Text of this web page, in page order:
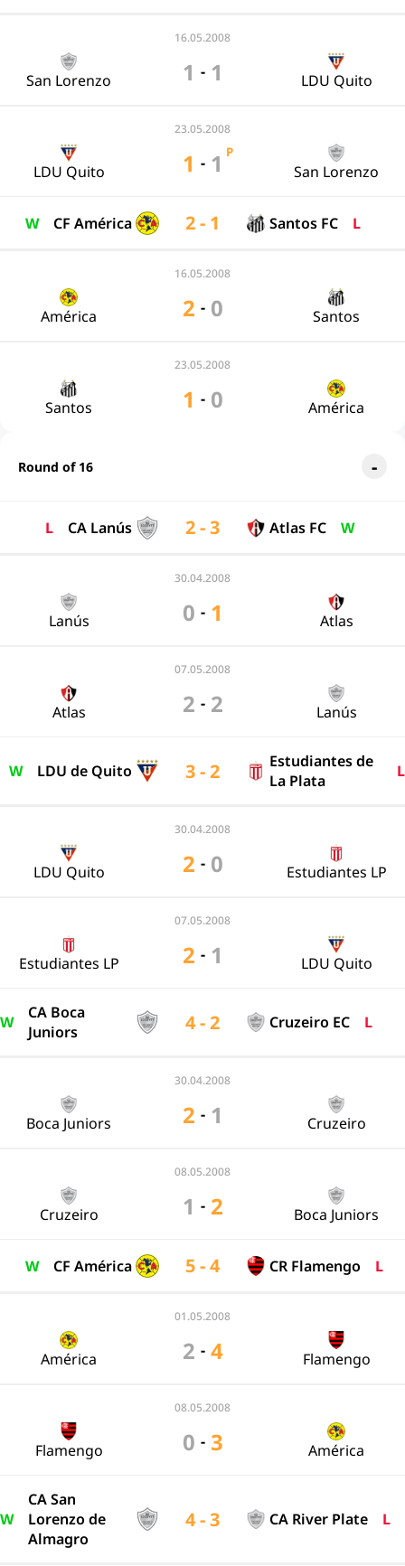
16.05.2008
San Lorenzo 1 - 1 LDU Quito
23.05.2008
LDU Quito 1 - 1 P
San Lorenzo
W CF América 2 - 1 Santos FC L
16.05.2008
América 2 - 0 Santos
23.05.2008
Santos 1 - 0 América
Round of 16
L CA Lanús 2 - 3 Atlas FC W
30.04.2008
Lanús 0 - 1 Atlas
07.05.2008
Atlas 2 - 2 Lanús
W LDU de Quito 3 - 2
Estudiantes de
La Plata
L
30.04.2008
LDU Quito 2 - 0 Estudiantes LP
07.05.2008
Estudiantes LP 2 - 1 LDU Quito
W
CA Boca
Juniors
4 - 2 Cruzeiro EC L
30.04.2008
Boca Juniors 2 - 1 Cruzeiro
08.05.2008
Cruzeiro 1 - 2 Boca Juniors
W CF América 5 - 4 CR Flamengo L
01.05.2008
América 2 - 4 Flamengo
08.05.2008
Flamengo 0 - 3 América
W
CA San
Lorenzo de
Almagro
4 - 3 CA River Plate L